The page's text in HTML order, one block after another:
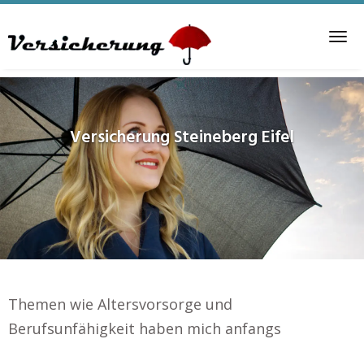
to
content
VersicherungSteineberg Eifel
Themen wie Altersvorsorge und
Berufsunfähigkeit haben mich anfangs